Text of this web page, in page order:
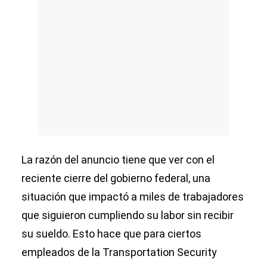
La razón del anuncio tiene que ver con el
reciente cierre del gobierno federal, una
situación que impactó a miles de trabajadores
que siguieron cumpliendo su labor sin recibir
su sueldo. Esto hace que para ciertos
empleados de la Transportation Security